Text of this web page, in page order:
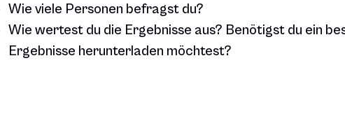
Wie viele Personen befragst du?
Wie wertest du die Ergebnisse aus? Benötigst du ein
Ergebnisse herunterladen möchtest?